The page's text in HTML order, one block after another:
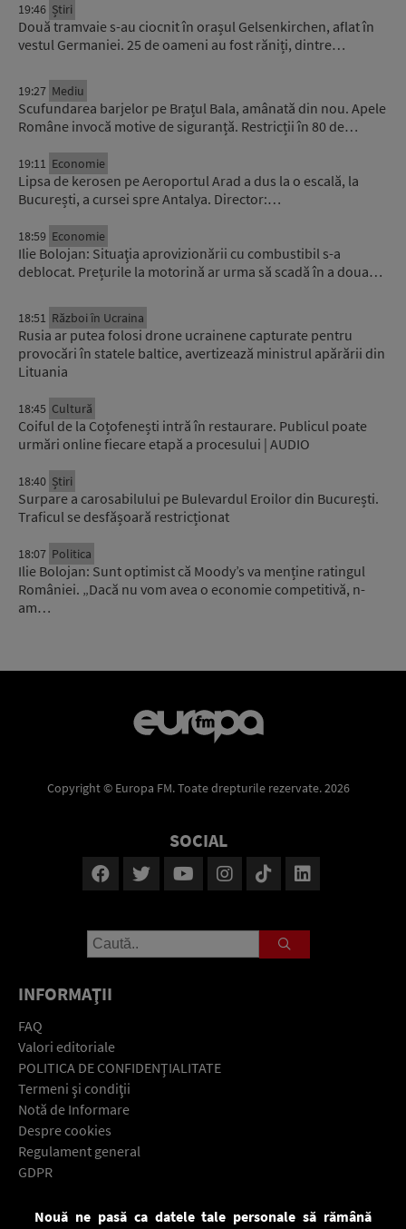
19:46 Știri
Două tramvaie s-au ciocnit în orașul Gelsenkirchen, aflat în
vestul Germaniei. 25 de oameni au fost răniți, dintre…
19:27 Mediu
Scufundarea barjelor pe Brațul Bala, amânată din nou. Apele
Române invocă motive de siguranță. Restricții în 80 de…
19:11 Economie
Lipsa de kerosen pe Aeroportul Arad a dus la o escală, la
București, a cursei spre Antalya. Director:…
18:59 Economie
Ilie Bolojan: Situaţia aprovizionării cu combustibil s-a
deblocat. Prețurile la motorină ar urma să scadă în a doua…
18:51 Război în Ucraina
Rusia ar putea folosi drone ucrainene capturate pentru
provocări în statele baltice, avertizează ministrul apărării din
Lituania
18:45 Cultură
Coiful de la Coțofenești intră în restaurare. Publicul poate
urmări online fiecare etapă a procesului | AUDIO
18:40 Știri
Surpare a carosabilului pe Bulevardul Eroilor din București.
Traficul se desfășoară restricționat
18:07 Politica
Ilie Bolojan: Sunt optimist că Moody’s va menține ratingul
României. „Dacă nu vom avea o economie competitivă, n-
am…
Copyright © Europa FM. Toate drepturile rezervate. 2026
SOCIAL
INFORMAŢII
FAQ
Valori editoriale
POLITICA DE CONFIDENŢIALITATE
Termeni şi condiţii
Notă de Informare
Despre cookies
Regulament general
GDPR
Nouă ne pasă ca datele tale personale să rămână